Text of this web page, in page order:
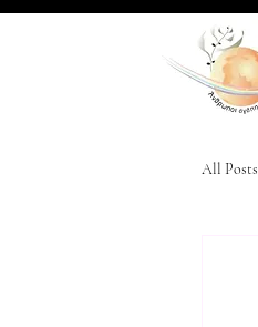
All Posts